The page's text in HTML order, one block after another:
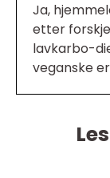
Ja,
etter
lavkarbo-
veganske